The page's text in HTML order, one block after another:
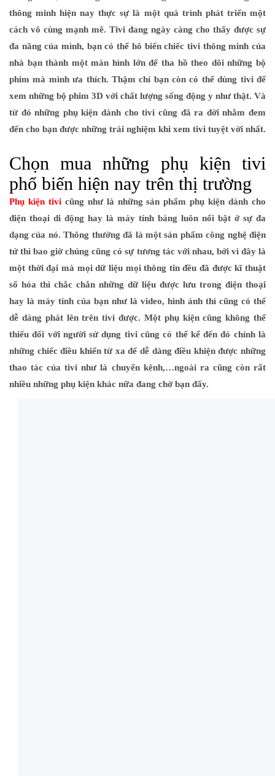
thông minh hiện nay thực sự là một quá trình phát triển một
cách vô cùng mạnh mẽ. Tivi đang ngày càng cho thấy được sự
đa năng của mình, bạn có thể hô biến chiếc tivi thông minh của
nhà bạn thành một màn hình lớn để tha hồ theo dõi những bộ
phim mà mình ưa thích. Thậm chí bạn còn có thể dùng tivi để
xem những bộ phim 3D với chất lượng sống động y như thật. Và
từ đó những phụ kiện dành cho tivi cũng đã ra đời nhằm đem
đến cho bạn được những trải nghiệm khi xem tivi tuyệt vời nhất.
Chọn mua những phụ kiện tivi
phổ biến hiện nay trên thị trường
Phụ kiện tivicũng như là những sản phẩm phụ kiện dành cho
điện thoại di động hay là máy tính bảng luôn nổi bật ở sự đa
dạng của nó. Thông thường đã là một sản phẩm công nghệ điện
tử thì bao giờ chúng cũng có sự tương tác với nhau, bởi vì đây là
một thời đại mà mọi dữ liệu mọi thông tin đều đã được kĩ thuật
số hóa thì chắc chắn những dữ liệu được lưu trong điện thoại
hay là máy tính của bạn như là video, hình ảnh thì cũng có thể
dễ dàng phát lên trên tivi được. Một phụ kiện cũng không thể
thiếu đối với người sử dụng tivi cũng có thể kể đến đó chính là
những chiếc điều khiển từ xa để dễ dàng điều khiện được những
thao tác của tivi như là chuyển kênh,…ngoài ra cũng còn rất
nhiều những phụ kiện khác nữa đang chờ bạn đấy.